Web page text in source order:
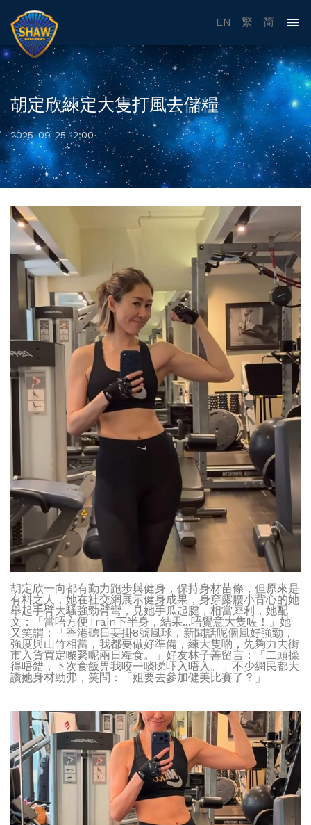
EN 繁 简
胡定欣練定大隻打風去儲糧
2025-09-25 12:00
胡定欣一向都有勤力跑步與健身，保持身材苗條，但原來是
有料之人，她在社交網展示健身成果，身穿露腰小背心的她
舉起手臂大騷強勁臂彎，見她手瓜起腱，相當犀利，她配
文：「當唔方便Train下半身，結果...唔覺意大隻咗！」她
又笑謂：「香港聽日要掛8號風球，新聞話呢個風好強勁，
強度與山竹相當，我都要做好準備，練大隻啲，先夠力去街
市入貨買定嚟緊呢兩日糧食。」好友林子善留言：「二頭操
得唔錯，下次食飯畀我咬一啖睇吓入唔入。」不少網民都大
讚她身材勁弗，笑問：「姐要去參加健美比賽了？」